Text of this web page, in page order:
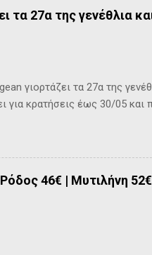
τα 27α της γενέθλια
γιορτάζει τα 27α της
για κρατήσεις έως 30/05
46€ | Μυτιλήνη